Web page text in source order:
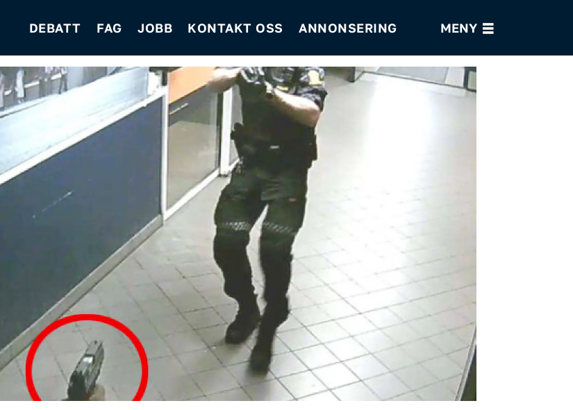
DEBATT FAG JOBB KONTAKT OSS ANNONSERING